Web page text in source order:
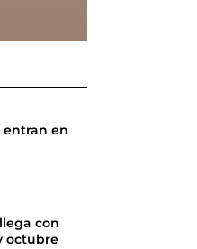
entran en
con
octubre